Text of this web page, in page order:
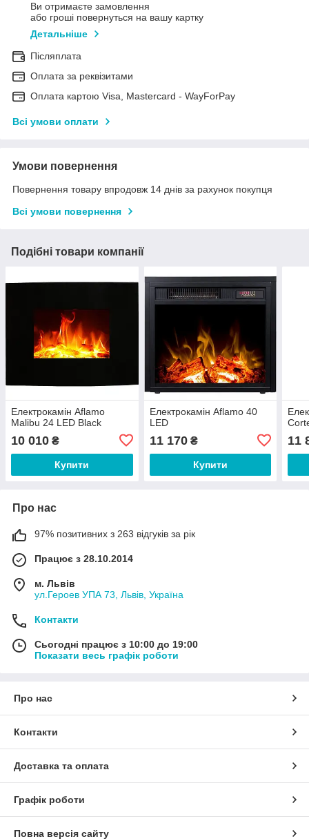
Ви отримаєте замовлення
або гроші повернуться на вашу картку
Детальніше
Післяплата
Оплата за реквізитами
Оплата картою Visa, Mastercard - WayForPay
Всі умови оплати
Умови повернення
Повернення товару впродовж 14 днів за рахунок покупця
Всі умови повернення
Подібні товари компанії
Електрокамін Aflamo
Malibu 24 LED Black
10 010 ₴
Купити
Електрокамін Aflamo 40
LED
11 170₴
Купити
11
Про нас
97% позитивних з 263 відгуків за рік
Працює з 28.10.2014
м. Львів
ул.Героев УПА 73, Львів, Україна
Контакти
Сьогодні працює з 10:00 до 19:00
Показати весь графік роботи
Про нас
Контакти
Доставка та оплата
Графік роботи
Повна версія сайту